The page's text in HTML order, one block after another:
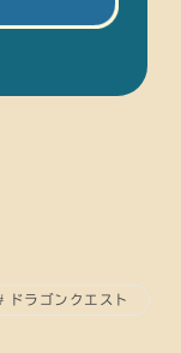
ドラゴンクエスト